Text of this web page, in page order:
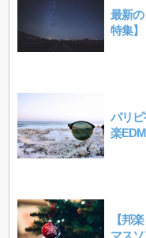
最新
特集】
パリ
楽
【邦
マス